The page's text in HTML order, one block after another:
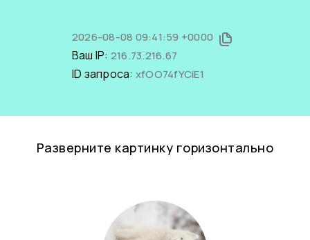
2026-08-08 09:41:59 +0000
Ваш IP: 216.73.216.67
ID запроса: xfOO74fYCiE1
Разверните картинку горизонтально